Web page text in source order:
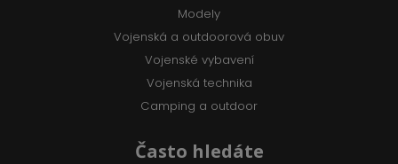
Modely
Vojenská a outdoorová obuv
Vojenské vybavení
Vojenská technika
Camping a outdoor
Často hledáte